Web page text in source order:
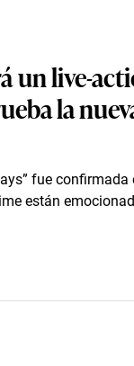
un live-
la
fue confirmada
están